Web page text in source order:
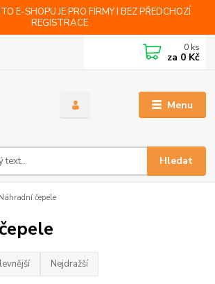
E-SHOPU JE PRO FIRMY I BEZ PŘEDCHOZÍ
REGISTRACE
Menu
Hledat
0 ks
za 0 Kč
čepele
Nejdražší